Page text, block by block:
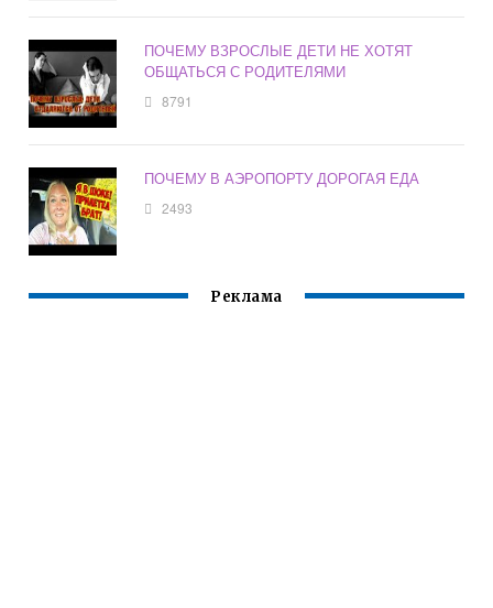
ПОЧЕМУ ВЗРОСЛЫЕ ДЕТИ НЕ ХОТЯТ
ОБЩАТЬСЯ С РОДИТЕЛЯМИ
8791
ПОЧЕМУ В АЭРОПОРТУ ДОРОГАЯ ЕДА
2493
Реклама